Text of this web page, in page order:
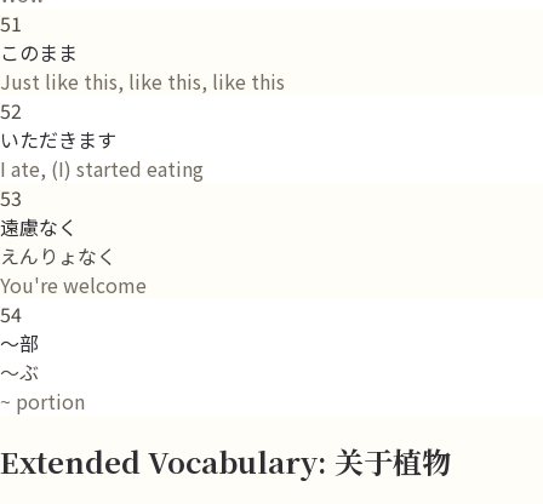
51
このまま
Just like this, like this, like this
52
いただきます
I ate, (I) started eating
53
遠慮なく
えんりょなく
You're welcome
54
～部
～ぶ
~ portion
Extended Vocabulary: 关于植物